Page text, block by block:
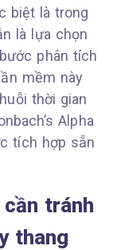
biệt là trong
là lựa chọn
phân tích
mềm này
thời gian
Alpha
tích hợp sẵn
tránh
thang